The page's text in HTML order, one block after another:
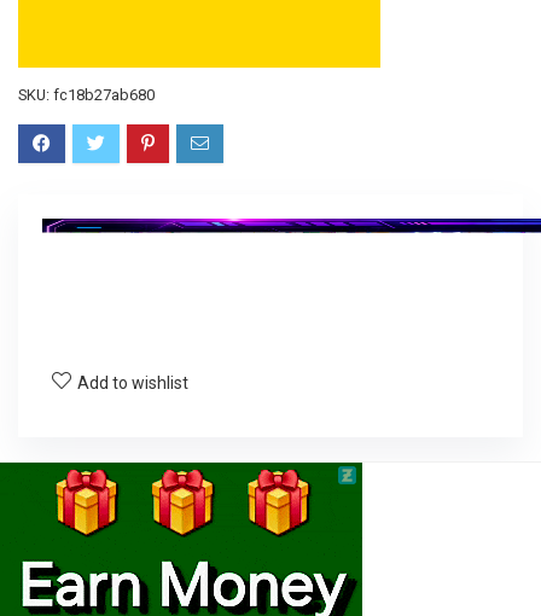
SKU: fc18b27ab680
Add to wishlist